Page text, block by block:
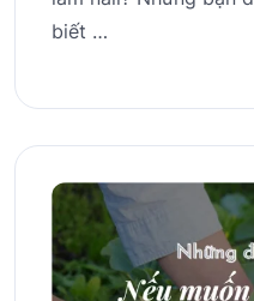
biết …